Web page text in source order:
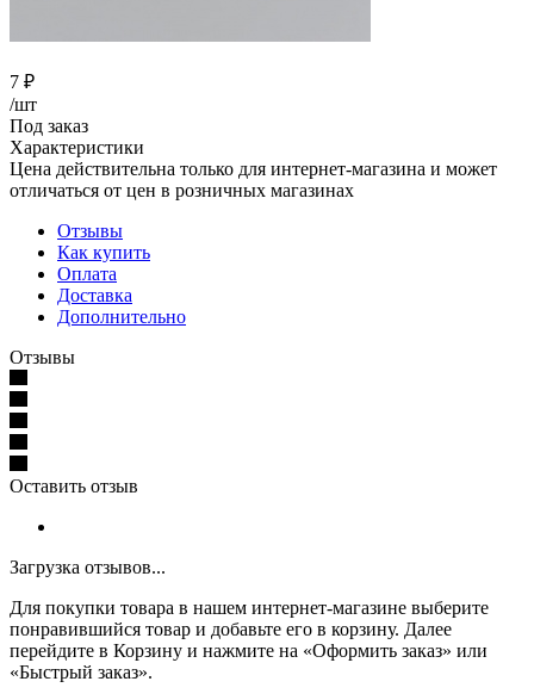
7 ₽
/шт
Под заказ
Характеристики
Цена действительна только для интернет-магазина и может
отличаться от цен в розничных магазинах
Отзывы
Как купить
Оплата
Доставка
Дополнительно
Отзывы
Оставить отзыв
Загрузка отзывов...
Для покупки товара в нашем интернет-магазине выберите
понравившийся товар и добавьте его в корзину. Далее
перейдите в Корзину и нажмите на «Оформить заказ» или
«Быстрый заказ».